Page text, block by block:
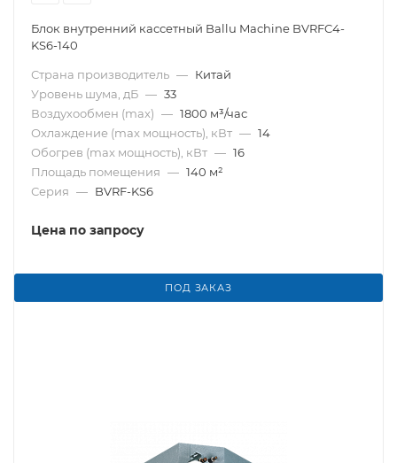
Блок внутренний кассетный Ballu Machine BVRFC4-
KS6-140
Страна производитель — Китай
Уровень шума, дБ — 33
Воздухообмен (max) — 1800 м³/час
Охлаждение (max мощность), кВт — 14
Обогрев (max мощность), кВт — 16
Площадь помещения — 140 м²
Серия — BVRF-KS6
Цена по запросу
ПОД ЗАКАЗ